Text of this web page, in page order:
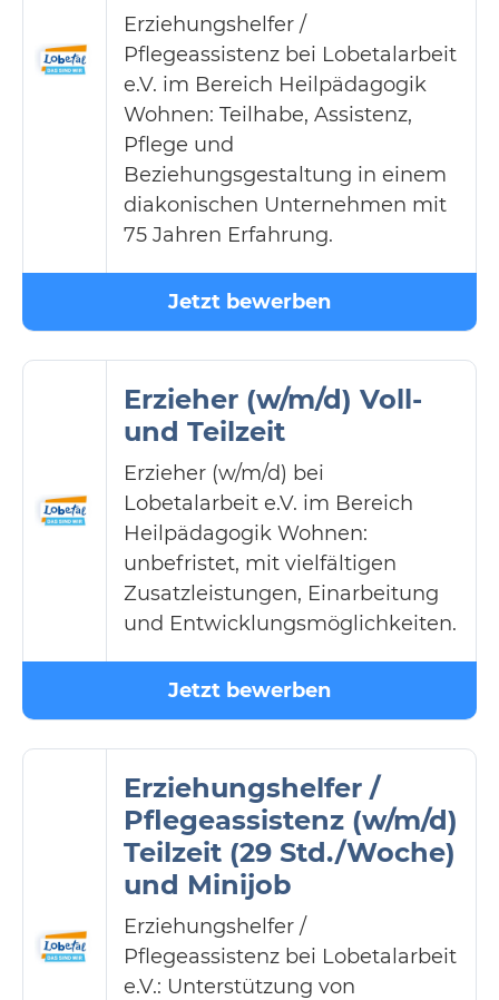
Erziehungshelfer /
Pflegeassistenz bei Lobetalarbeit
e.V. im Bereich Heilpädagogik
Wohnen: Teilhabe, Assistenz,
Pflege und
Beziehungsgestaltung in einem
diakonischen Unternehmen mit
75 Jahren Erfahrung.
Jetzt bewerben
Erzieher (w/m/d) Voll-
und Teilzeit
Erzieher (w/m/d) bei
Lobetalarbeit e.V. im Bereich
Heilpädagogik Wohnen:
unbefristet, mit vielfältigen
Zusatzleistungen, Einarbeitung
und Entwicklungsmöglichkeiten.
Jetzt bewerben
Erziehungshelfer /
Pflegeassistenz (w/m/d)
Teilzeit (29 Std./Woche)
und Minijob
Erziehungshelfer /
Pflegeassistenz bei Lobetalarbeit
e.V.: Unterstützung von